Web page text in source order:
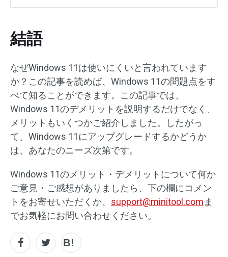
結語
なぜWindows 11は使いにくいと言われています
か？この記事を読めば、Windows 11の問題点をす
べて知ることができます。この記事では、
Windows 11のデメリットを説明するだけでなく、
メリットもいくつかご紹介しました。したがっ
て、Windows 11にアップグレードするかどうか
は、あなたのニーズ次第です。
Windows 11のメリット・デメリットについて何か
ご意見・ご感想がありましたら、下の欄にコメン
トをお寄せいただくか、 support@minitool.comま
でお気軽にお問い合わせください。